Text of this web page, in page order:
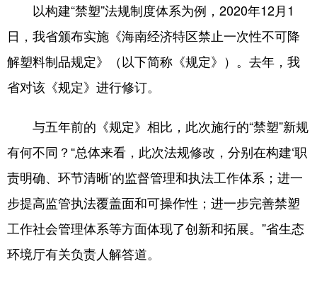
以构建“禁塑”法规制度体系为例，2020年12月1
日，我省颁布实施《海南经济特区禁止一次性不可降
解塑料制品规定》（以下简称《规定》）。去年，我
省对该《规定》进行修订。
与五年前的《规定》相比，此次施行的“禁塑”新规
有何不同？“总体来看，此次法规修改，分别在构建‘职
责明确、环节清晰’的监督管理和执法工作体系；进一
步提高监管执法覆盖面和可操作性；进一步完善禁塑
工作社会管理体系等方面体现了创新和拓展。”省生态
环境厅有关负责人解答道。